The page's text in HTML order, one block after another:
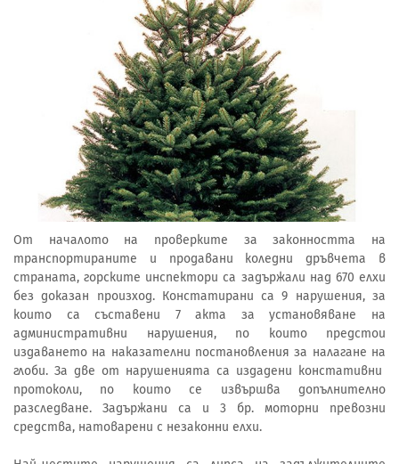
От началото на проверките за законността на
транспортираните и продавани коледни дръвчета в
страната, горските инспектори са задържали над 670 елхи
без доказан произход. Констатирани са 9 нарушения, за
които са съставени 7 акта за установяване на
административни нарушения, по които предстои
издаването на наказателни постановления за налагане на
глоби. За две от нарушенията са издадени констативни
протоколи, по които се извършва допълнително
разследване. Задържани са и 3 бр. моторни превозни
средства, натоварени с незаконни елхи.